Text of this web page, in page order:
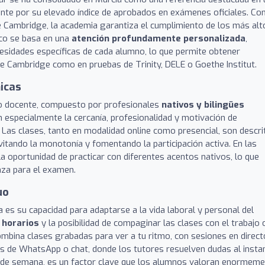
por su elevado índice de aprobados en exámenes oficiales.
la academia garantiza el cumplimiento de los más
se basa en una atención profundamente personalizada,
específicas de cada alumno, lo que permite obtener
como en pruebas de Trinity, DELE o Goethe Institut.
docente, compuesto por profesionales nativos y bilingües
la cercanía, profesionalidad y motivación de
clases, tanto en modalidad online como presencial, son
la monotonía y fomentando la participación activa. En las
oportunidad de practicar con diferentes acentos nativos, lo que
para el examen.
su capacidad para adaptarse a la vida laboral y personal del
y la posibilidad de compaginar las clases con el trabajo
clases grabadas para ver a tu ritmo, con sesiones en
de WhatsApp o chat, donde los tutores resuelven dudas al
semana, es un factor clave que los alumnos valoran